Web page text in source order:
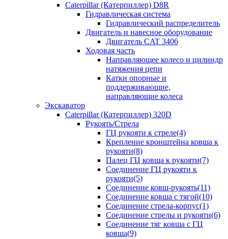
Caterpillar (Катерпиллер) D8R
Гидравлическая система
Гидравлический распределитель
Двигатель и навесное оборудование
Двигатель CAT 3406
Ходовая часть
Направляющее колесо и цилиндр
натяжения цепи
Катки опорные и
поддерживающие,
направляющие колеса
Экскаватор
Caterpillar (Катерпиллер) 320D
Рукоять/Стрела
ГЦ рукояти к стреле(4)
Крепление кронштейна ковша к
рукояти(8)
Палец ГЦ ковша к рукояти(7)
Соединение ГЦ рукояти к
рукояти(5)
Соединение ковш-рукоять(11)
Соединение ковша с тягой(10)
Соединение стрела-корпус(1)
Соединение стрелы и рукояти(6)
Соединение тяг ковша с ГЦ
ковша(9)